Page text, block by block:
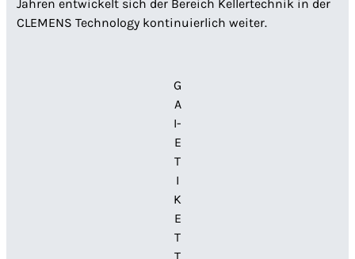
Jahren entwickelt sich der Bereich Kellertechnik in der
CLEMENS Technology kontinuierlich weiter.
G
A
I-
E
T
I
K
E
T